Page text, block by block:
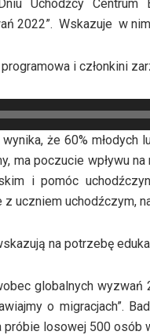
Uchodźcy Centrum
2022”. Wskazuje w
i członkini
że 60%
ma poczucie wpływu
i pomóc
z uczniem uchodźczym,
na potrzebę
globalnych
o migracjach”.
próbie losowej 500 osób